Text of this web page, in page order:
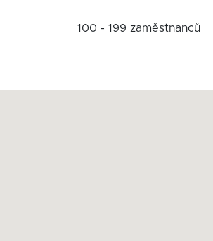
100 - 199 zaměstnanců